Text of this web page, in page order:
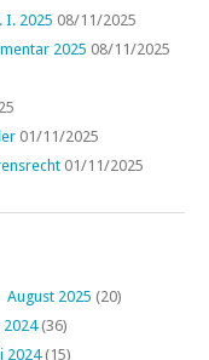
I. 2025 08/11/2025
2025 08/11/2025
01/11/2025
01/11/2025
August 2025 (20)
(36)
2024(15)